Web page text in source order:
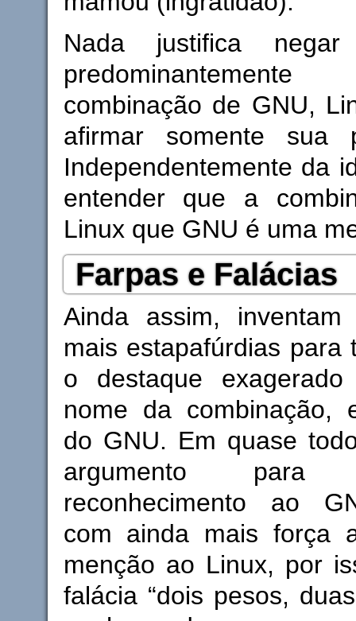
Nada justifica
combinação de GNU,
afirmar somente sua
Independentemente da
entender que a
Linux que GNU é uma
Farpas e Falácias
Ainda assim,
mais estapafúrdias para
o destaque
nome da combinação,
do GNU. Em quase
argumento
reconhecimento ao
com ainda mais força
menção ao Linux, por
falácia “dois pesos,